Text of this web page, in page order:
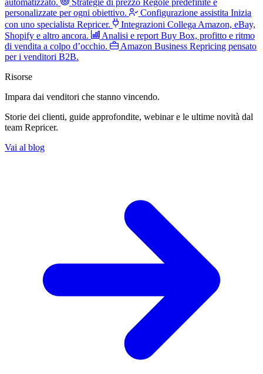
personalizzate per ogni obiettivo.
Configurazione assistita Inizia
con uno specialista Repricer.
Integrazioni Collega Amazon, eBay,
Shopify e altro ancora.
Analisi e report Buy Box, profitto e ritmo
di vendita a colpo d’occhio.
Amazon Business Repricing pensato
per i venditori B2B.
Risorse
Impara dai venditori che stanno vincendo.
Storie dei clienti, guide approfondite, webinar e le ultime novità dal
team Repricer.
Vai al blog